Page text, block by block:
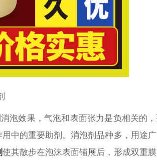
泡效果，气泡和表面张力是负相关的
中的重要助剂。消泡剂品种多，用途
使其散步在泡沫表面铺展后，形成双重